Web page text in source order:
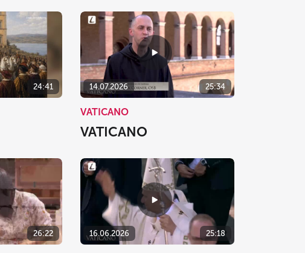
24:41 14.07.2026 25:34
VATICANO
VATICANO
26:22 16.06.2026 25:18